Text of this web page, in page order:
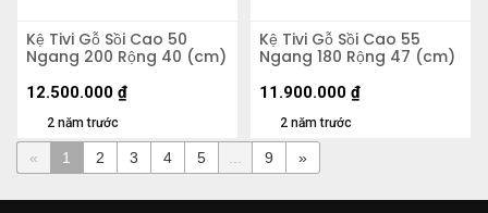
Kệ Tivi Gỗ Sồi Cao 50
Ngang 200 Rộng 40 (cm)
2 năm trước
12.500.000 ₫
Kệ Tivi Gỗ Sồi Cao 55
Ngang 180 Rộng 47 (cm)
2 năm trước
11.900.000 ₫
« 1 2 3 4 5 ... 9 »